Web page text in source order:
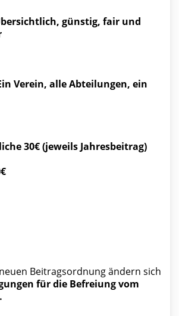
günstig, fair und
Verein, alle Abteilungen, ein
30€ (jeweils Jahresbeitrag)
Beitragsordnung ändern sich
für die Befreiung vom